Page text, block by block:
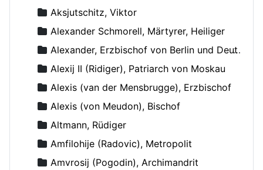
Aksjutschitz, Viktor
Alexander Schmorell, Märtyrer, Heiliger
Alexander, Erzbischof von Berlin und Deutschland
Alexij II (Ridiger), Patriarch von Moskau
Alexis (van der Mensbrugge), Erzbischof
Alexis (von Meudon), Bischof
Altmann, Rüdiger
Amfilohije (Radovic), Metropolit
Amvrosij (Pogodin), Archimandrit